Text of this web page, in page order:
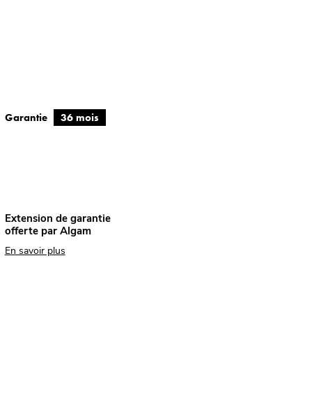
Garantie 36 mois
Extension de garantie
offerte par Algam
En savoir plus